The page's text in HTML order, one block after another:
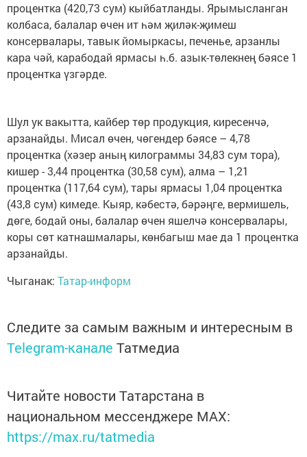
процентка (420,73 сум) кыйбатланды. Ярымысланган
колбаса, балалар өчен ит һәм җиләк-җимеш
консервалары, тавык йомыркасы, печенье, арзанлы
кара чәй, карабодай ярмасы һ.б. азык-төлекнең бәясе 1
процентка үзгәрде.
Шул ук вакытта, кайбер төр продукция, киресенчә,
арзанайды. Мисал өчен, чөгендер бәясе – 4,78
процентка (хәзер аның килограммы 34,83 сум тора),
кишер - 3,44 процентка (30,58 сум), алма – 1,21
процентка (117,64 сум), тары ярмасы 1,04 процентка
(43,8 сум) кимеде. Кыяр, кәбестә, бәрәңге, вермишель,
дөге, бодай оны, балалар өчен яшелчә консервалары,
коры сөт катнашмалары, көнбагыш мае да 1 процентка
арзанайды.
Чыганак: Татар-информ
Следите за самым важным и интересным в
Telegram-канале Татмедиа
Читайте новости Татарстана в
национальном мессенджере MАХ:
https://max.ru/tatmedia